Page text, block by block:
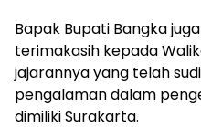
Bapak Bupati Bangka
terimakasih kepada
jajarannya yang telah
pengalaman dalam
dimiliki Surakarta.